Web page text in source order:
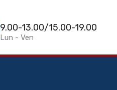
9.00-13.00/15.00-19.00
Lun - Ven